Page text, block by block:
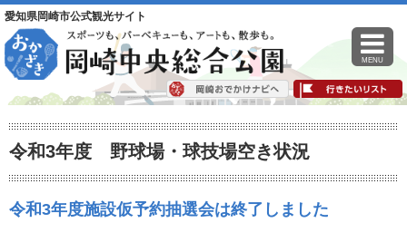
愛知県岡崎市公式観光サイト
MENU
令和3年度 野球場・球技場空き状況
令和3年度施設仮予約抽選会は終了しました